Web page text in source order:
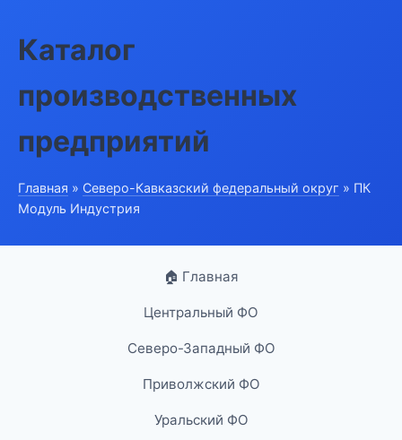
Каталог
производственных
предприятий
Главная » Северо-Кавказский федеральный округ » ПК
Модуль Индустрия
🏠 Главная
Центральный ФО
Северо-Западный ФО
Приволжский ФО
Уральский ФО